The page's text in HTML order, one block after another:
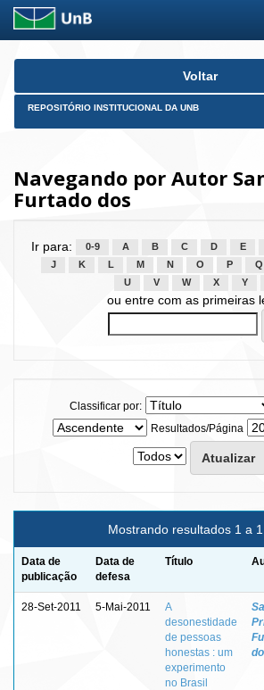
Skip
Voltar
REPOSITÓRIO INSTITUCIONAL DA UNB
Navegando por Autor
Furtado dos
Ir para: 0-9 A B C D E
J
K L M N O P Q
U
V W X Y
ou entre com as primeiras
Classificar por:
Resultados/Página
Mostrando resultados 1 a 1
Data de
publicação
Data de
defesa
Título
28-Set-2011 5-Mai-2011
A
desonestidade
de pessoas
honestas : um
experimento
no Brasil